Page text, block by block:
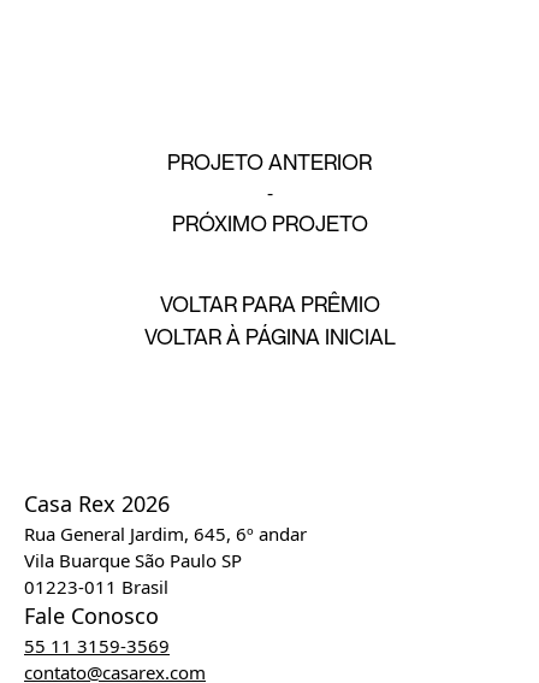
PROJETO ANTERIOR
PRÓXIMO PROJETO
VOLTAR PARA PRÊMIO
VOLTAR À PÁGINA INICIAL
Casa Rex 2026
Rua General Jardim, 645, 6º andar
Vila Buarque São Paulo SP
01223-011 Brasil
Fale Conosco
55 11 3159-3569
contato@casarex.com